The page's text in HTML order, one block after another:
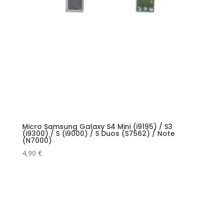
Micro Samsung Galaxy S4 Mini (i9195) / S3
(i9300) / S (i9000) / S Duos (S7562) / Note
(N7000)
4,90 €